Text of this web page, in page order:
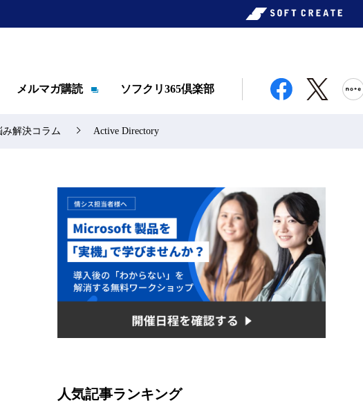
メルマガ購読 ソフクリ365倶楽部
み解決コラム Active Directory
人気記事ランキング